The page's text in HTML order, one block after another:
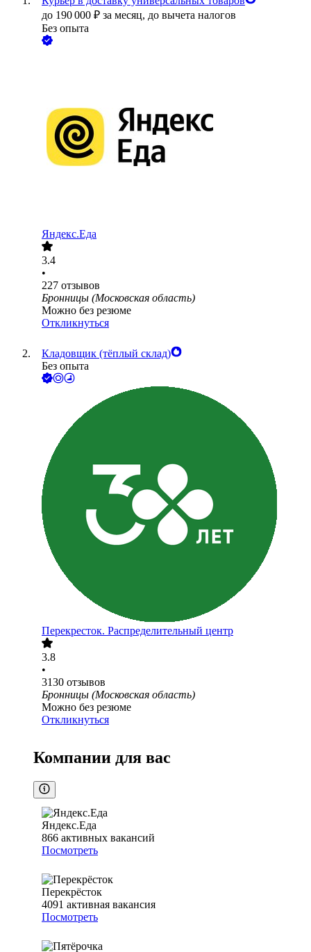
до 190 000 ₽ за месяц, до вычета налогов
Без опыта
Яндекс.Еда
3.4
•
227 отзывов
Бронницы (Московская область)
Можно без резюме
Откликнуться
Кладовщик (тёплый склад)
Без опыта
Перекресток. Распределительный центр
3.8
•
3130 отзывов
Бронницы (Московская область)
Можно без резюме
Откликнуться
Компании для вас
Яндекс.Еда
866 активных вакансий
Посмотреть
Перекрёсток
4091 активная вакансия
Посмотреть